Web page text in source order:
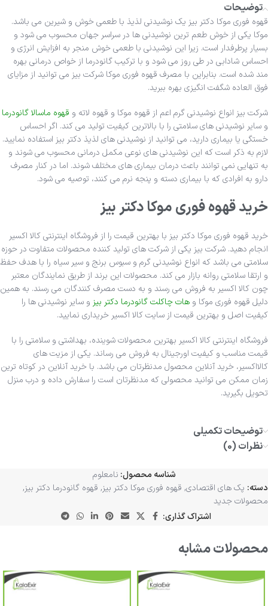
توضیحات
قهوه فوری موکا دکتر بیز یک نوشیدنی لذیذ با طعمی خوش و شیرین می باشد.
موکا یکی از خوش طعم ترین نوشیدنی ها در سراسر جهان محسوب می شود و
بسیار پرطرفدار است. زیرا این نوشیدنی با طعمی خوش منجر به افزایش انرژی و
احساس شادابی در طی روز می شود و با ترکیب گانودرما از خواص درمانی بهره
مند شده است. بنابراین با مصرف قهوه فوری موکا شرکت بیز می توانید از مزایای
فوق العاده شگفت انگیزی بهره ببرید.
شرکت بیز انواع نوشیدنی گرم اعم از قهوه موکا و قهوه لاته و قهوه ماسالا گانودرما
و سایر نوشیدنی های سلامتی را با بالاترین کیفیت تولید می کند. اگر احساس
خستگی یا بیماری دارید، می توانید از نوشیدنی های لذیذ دکتر بیز استفاده نمایید.
لازم به ذکر است که این نوشیدنی های نوعی مکمل درمانی محسوب می شوند و
به تنهایی نمی توانند باعث درمان بیماری های مختلف شوند. اما در کنار مصرف
دارو به افرادی که با بیماری دسته و پنجه نرم می کنند، توصیه می شود.
خرید قهوه فوری موکا دکتر بیز
خرید قهوه فوری موکا دکتر بیز با بهترین قیمت را از فروشگاه اینترنتی کالا اکسیر
انجام دهید. شرکت بیز یکی از شرکت های تولید کننده محصولات متفاوت در حوزه
سلامتی می باشد که انواع نوشیدنی گرم و سبوس برنج و سیر سیاه را با هدف حفظ
و ارتقا سلامتی روانه بازار می کند. محصولات این برند از طریق نمایندگان معتبر
چون کالا اکسیر به فروش می رسند و به دست مصرف کنندگان می رسند. به همین
دلیل قهوه فوری موکا و هات چاکلت گانودرما دکتر بیز و سایر نوشیدنی ها را
کیفیت اصل و بهترین قیمت از سایت کالا اکسیر خریداری نمایید.
فروشگاه اینترنتی کالا اکسیر بهترین محصولات شوینده، بهداشتی و سلامتی را با
قیمت مناسب و کیفیت اورجینال به فروش می رساند. یکی از مزیت های
کالااکسیر، خرید آنلاین محصول مدنظرتان می باشد. با خرید آنلاین در کوتاه ترین
زمان ممکن می توانید محصولی که مدنظرتان است را سفارش داده و درب منزل
تحویل بگیرید.
توضیحات تکمیلی
نظرات (0)
شناسه محصول: نامعلوم
دسته: پک های اقتصادی, قهوه فوری موکا دکتر بیز, قهوه گانودرما دکتر بیز,
محصولات جدید
اشتراک گذاری:
محصولات مشابه